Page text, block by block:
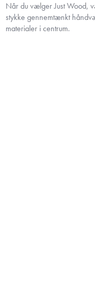
Når du vælger Just Wood,
stykke gennemtænkt
materialer i centrum.